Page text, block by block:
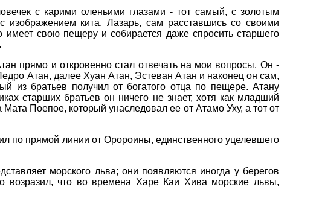
с карими оленьими глазами - тот самый, с золотым
кита. Лазарь, сам расставшись со своими
имеет свою пещеру и собирается даже спросить старшего
прямо и откровенно стал отвечать на мои вопросы. Он -
Атан, далее Хуан Атан, Эстеван Атан и наконец он сам,
из братьев получил от богатого отца по пещере. Атану
старших братьев он ничего не знает, хотя как младший
Поепое, который унаследовал ее от Атамо Уху, а тот от
по прямой линии от Оророины, единственного уцелевшего
морского льва; они появляются иногда у берегов
возразил, что во времена Харе Каи Хива морские львы,